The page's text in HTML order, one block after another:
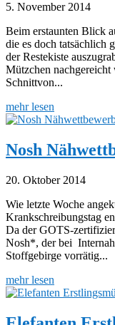
5. November 2014
Beim erstaunten Blick
die es doch tatsächlich
der Restekiste
Mützchen nachgereicht
Schnittvon...
mehr lesen
Nosh
20. Oktober 2014
Wie letzte Woche
Krankschreibungstag
Da der GOTS-
Nosh*, der bei
Stoffgebirge vorrätig...
mehr lesen